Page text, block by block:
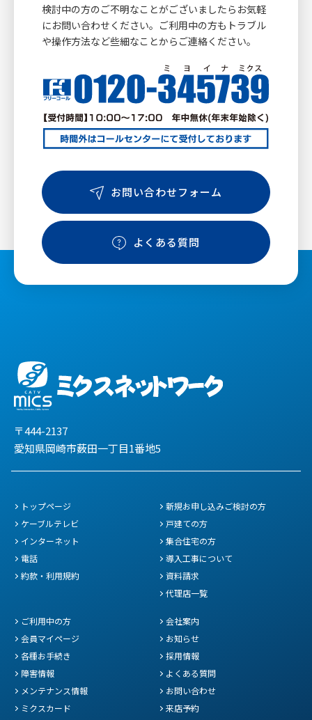
検討中の方のご不明なことがございましたらお気軽
にお問い合わせください。ご利用中の方もトラブル
や操作方法など些細なことからご連絡ください。
お問い合わせフォーム
よくある質問
〒444-2137
愛知県岡崎市薮田一丁目1番地5
トップページ
ケーブルテレビ
インターネット
電話
約款・利用規約
新規お申し込みご検討の方
戸建ての方
集合住宅の方
導入工事について
資料請求
代理店一覧
ご利用中の方
会員マイページ
各種お手続き
障害情報
メンテナンス情報
ミクスカード
会社案内
お知らせ
採用情報
よくある質問
お問い合わせ
来店予約